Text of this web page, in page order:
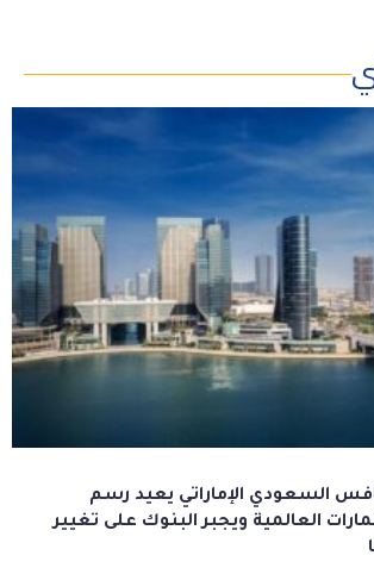
السعودي الإماراتي يعيد رسم
العالمية ويجبر البنوك على تغيير